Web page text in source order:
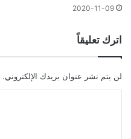
2020-11-09
اترك تعليقاً
لن يتم نشر عنوان بريدك الإلكتروني.